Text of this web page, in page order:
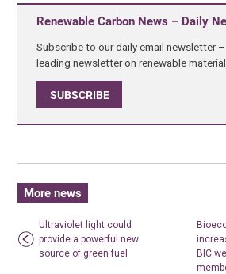
Renewable Carbon News – Daily
Subscribe to our daily email newsletter
leading newsletter on renewable
SUBSCRIBE
More news
Ultraviolet light could
provide a powerful new
source of green fuel
BIC